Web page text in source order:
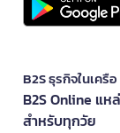
B2S ธุรกิจในเครื
B2S Online แห
สำหรับทุกวัย